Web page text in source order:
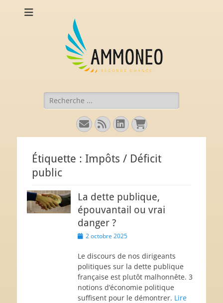
De nouvelles munitions (intellectuelles) pour comprendre
Rechercher :
E-
mail
FluxLinkedin
Panier
Étiquette : Impôts / Déficit
public
La dette publique,
épouvantail ou vrai
danger ?
Posted
2 octobre 2025
Le discours de nos dirigeants
politiques sur la dette publique
française est plutôt malhonnête. 3
notions d’économie politique
suffisent pour le démontrer. Lire